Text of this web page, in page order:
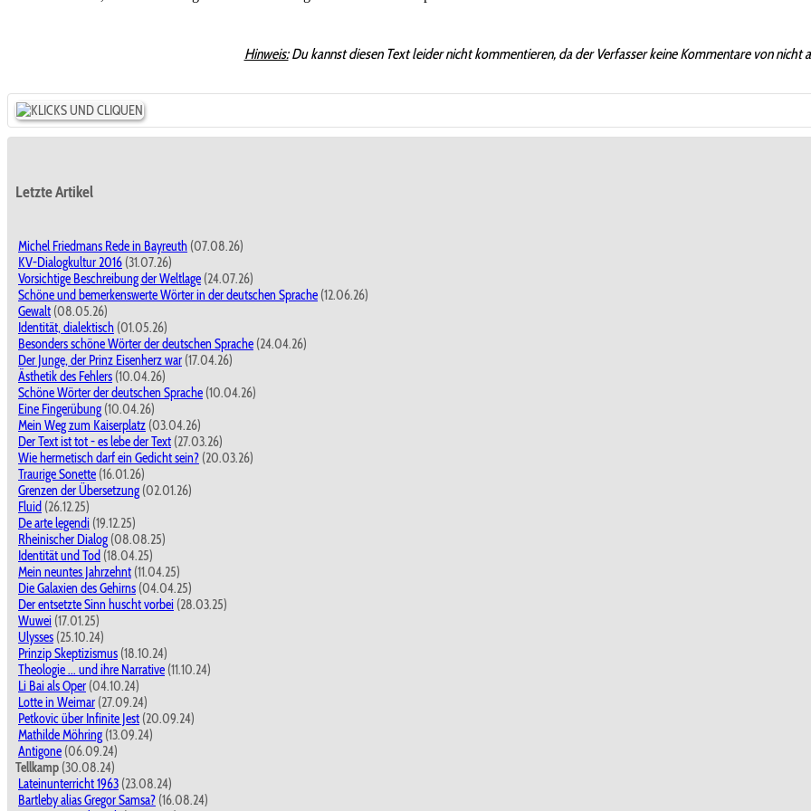
Hinweis:Du kannst diesen Text leider nicht kommentieren, da der Verfasser keine Kommentare von nicht
Letzte Artikel
Michel Friedmans Rede in Bayreuth (07.08.26)
KV-Dialogkultur 2016 (31.07.26)
Vorsichtige Beschreibung der Weltlage (24.07.26)
Schöne und bemerkenswerte Wörter in der deutschen Sprache (12.06.26)
Gewalt (08.05.26)
Identität, dialektisch (01.05.26)
Besonders schöne Wörter der deutschen Sprache (24.04.26)
Der Junge, der Prinz Eisenherz war (17.04.26)
Ästhetik des Fehlers (10.04.26)
Schöne Wörter der deutschen Sprache (10.04.26)
Eine Fingerübung (10.04.26)
Mein Weg zum Kaiserplatz (03.04.26)
Der Text ist tot - es lebe der Text (27.03.26)
Wie hermetisch darf ein Gedicht sein? (20.03.26)
Traurige Sonette (16.01.26)
Grenzen der Übersetzung (02.01.26)
Fluid (26.12.25)
De arte legendi (19.12.25)
Rheinischer Dialog (08.08.25)
Identität und Tod (18.04.25)
Mein neuntes Jahrzehnt (11.04.25)
Die Galaxien des Gehirns (04.04.25)
Der entsetzte Sinn huscht vorbei (28.03.25)
Wuwei (17.01.25)
Ulysses (25.10.24)
Prinzip Skeptizismus (18.10.24)
Theologie ... und ihre Narrative (11.10.24)
Li Bai als Oper (04.10.24)
Lotte in Weimar (27.09.24)
Petkovic über Infinite Jest (20.09.24)
Mathilde Möhring (13.09.24)
Antigone (06.09.24)
Tellkamp (30.08.24)
Lateinunterricht 1963 (23.08.24)
Bartleby alias Gregor Samsa? (16.08.24)